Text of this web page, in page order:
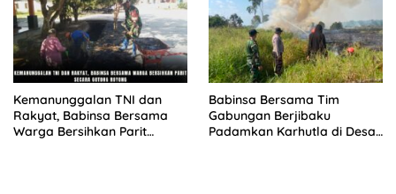
Kemanunggalan TNI dan
Rakyat, Babinsa Bersama
Warga Bersihkan Parit
Babinsa Bersama Tim
Gabungan Berjibaku
Padamkan Karhutla di Desa